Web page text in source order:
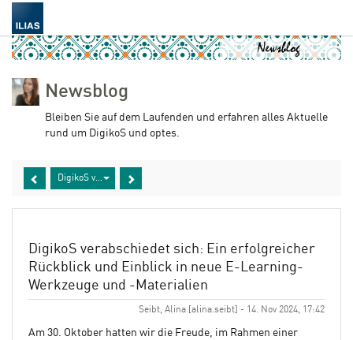
Newsblog
Bleiben Sie auf dem Laufenden und erfahren alles Aktuelle
rund um DigikoS und optes.
DigikoS verabschiedet sich: Ein erfolgreicher Rückblick und Einblick
DigikoS verabschiedet sich: Ein erfolgreicher
Rückblick und Einblick in neue E-Learning-
Werkzeuge und -Materialien
Seibt, Alina [alina.seibt] - 14. Nov 2024, 17:42
Am 30. Oktober hatten wir die Freude, im Rahmen einer